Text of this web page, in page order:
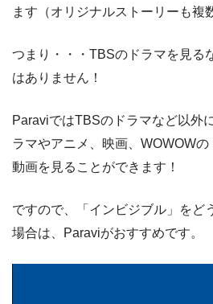
ます（オリジナルストーリーも複
つまり・・・TBSのドラマを見る
はありません！
ParaviではTBSのドラマなど以外
ラマやアニメ、映画、WOWOW
動画を見ることができます！
ですので、「インビジブル」をど
場合は、Paraviがおすすめです。